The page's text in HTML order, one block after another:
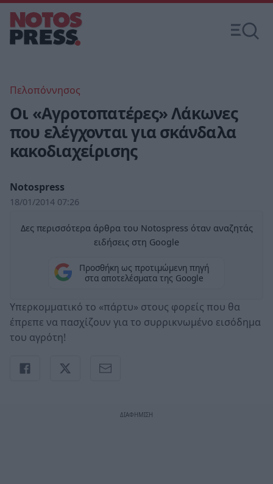
Πελοπόννησος
Οι «Αγροτοπατέρες» Λάκωνες
που ελέγχονται για σκάνδαλα
κακοδιαχείρισης
Notospress
18/01/2014 07:26
Δες περισσότερα άρθρα του Notospress όταν αναζητάς
ειδήσεις στη Google
Προσθήκη ως προτιμώμενη πηγή
στα αποτελέσματα της Google
Υπερκομματικό το «πάρτυ» στους φορείς που θα
έπρεπε να πασχίζουν για το συρρικνωμένο εισόδημα
του αγρότη!